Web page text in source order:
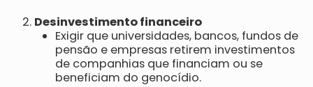
Desinvestimento financeiro
Exigir que universidades, bancos, fundos de
pensão e empresas retirem investimentos
de companhias que financiam ou se
beneficiam do genocídio.